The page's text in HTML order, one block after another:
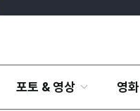
포토 & 영상 영화